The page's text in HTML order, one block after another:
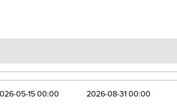
05-15 00:00 2026-08-31 00:00